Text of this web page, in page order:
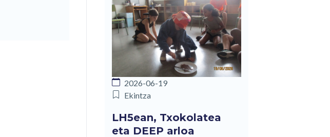
2026-06-19
Ekintza
LH5ean, Txokolatea
eta DEEP arloa